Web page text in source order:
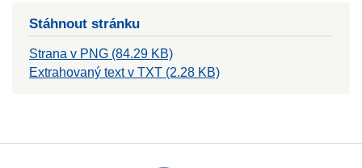
Stáhnout stránku
Strana v PNG (84.29 KB)
Extrahovaný text v TXT (2.28 KB)